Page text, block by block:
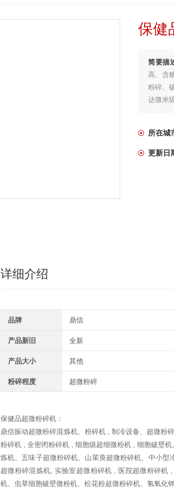
保健
简要描
高、含
粉碎、
达微米
所在城
更新日
详细介绍
品牌 鼎信
产品新旧 全新
产品大小 其他
粉碎程度 超微粉碎
保健品超微粉碎机：
鼎信振动超微粉碎混炼机、粉碎机 , 制冷设备、超微粉
粉碎机 , 全密闭粉碎机 , 细胞级超细微粉机 , 细胞破壁
炼机、五味子超微粉碎机、山茱萸超微粉碎机、中小
超微粉碎混炼机, 实验室超微粉碎机 , 医院超微粉碎机
机、虫草细胞破壁微粉机、松花粉超微粉碎机、氢氧化